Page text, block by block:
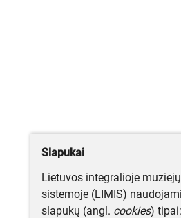
Slapukai
Lietuvos integralioje
sistemoje (LIMIS)
slapukų (angl. cookies)